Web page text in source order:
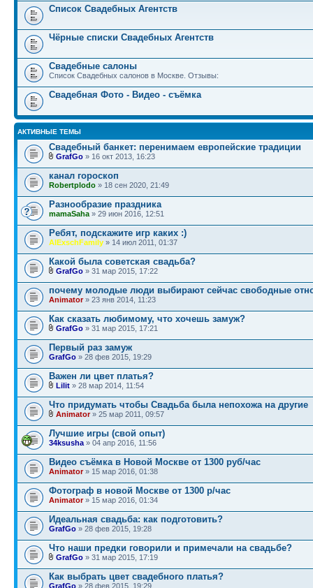
Список Свадебных Агентств
Чёрные списки Свадебных Агентств
Свадебные салоны
Список Свадебных салонов в Москве. Отзывы:
Свадебная Фото - Видео - съёмка
АКТИВНЫЕ ТЕМЫ
Свадебный банкет: перенимаем европейские традиции
GrafGo » 16 окт 2013, 16:23
канал гороскоп
Robertplodo » 18 сен 2020, 21:49
Разнообразие праздника
mamaSaha » 29 июн 2016, 12:51
Ребят, подскажите игр каких :)
AlExschFamily » 14 июл 2011, 01:37
Какой была советская свадьба?
GrafGo » 31 мар 2015, 17:22
почему молодые люди выбирают сейчас свободные
Animator» 23 янв 2014, 11:23
Как сказать любимому, что хочешь замуж?
GrafGo » 31 мар 2015, 17:21
Первый раз замуж
GrafGo » 28 фев 2015, 19:29
Важен ли цвет платья?
Lilit » 28 мар 2014, 11:54
Что придумать чтобы Свадьба была непохожа на другие
Animator» 25 мар 2011, 09:57
Лучшие игры (свой опыт)
34ksusha » 04 апр 2016, 11:56
Видео съёмка в Новой Москве от 1300 руб/час
Animator» 15 мар 2016, 01:38
Фотограф в новой Москве от 1300 р/час
Animator» 15 мар 2016, 01:34
Идеальная свадьба: как подготовить?
GrafGo » 28 фев 2015, 19:28
Что наши предки говорили и примечали на свадьбе?
GrafGo » 31 мар 2015, 17:19
Как выбрать цвет свадебного платья?
GrafGo » 28 фев 2015, 19:29